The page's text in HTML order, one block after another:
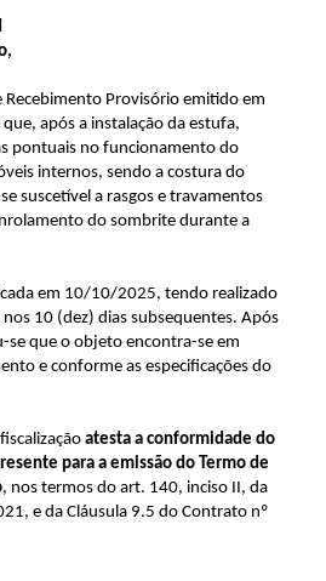
Recebimento Provisório emitido em
após a instalação da estufa,
pontuais no funcionamento do
internos, sendo a costura do
suscetível a rasgos e travamentos
do sombrite durante a
em 10/10/2025, tendo realizado
nos 10 (dez) dias subsequentes. Após
se que o objeto encontra-se em
e conforme as especificações do
atesta a conformidade do
para a emissão do Termo de
, nos termos do art. 140, inciso II, da
e da Cláusula 9.5 do Contrato nº